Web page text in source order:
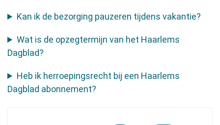
Kan ik de bezorging pauzeren tijdens vakantie?
Wat is de opzegtermijn van het Haarlems
Dagblad?
Heb ik herroepingsrecht bij een Haarlems
Dagblad abonnement?